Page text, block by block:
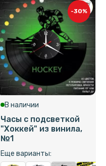
-30%
В наличии
Часы с подсветкой
"Хоккей" из винила,
№1
Еще варианты: